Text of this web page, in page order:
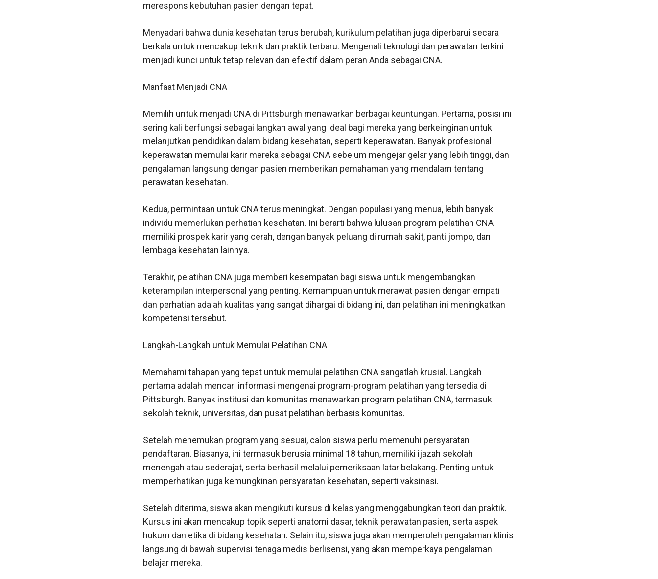
merespons kebutuhan pasien dengan tepat.
Menyadari bahwa dunia kesehatan terus berubah, kurikulum pelatihan juga diperbarui secara
berkala untuk mencakup teknik dan praktik terbaru. Mengenali teknologi dan perawatan terkini
menjadi kunci untuk tetap relevan dan efektif dalam peran Anda sebagai CNA.
Manfaat Menjadi CNA
Memilih untuk menjadi CNA di Pittsburgh menawarkan berbagai keuntungan. Pertama, posisi ini
sering kali berfungsi sebagai langkah awal yang ideal bagi mereka yang berkeinginan untuk
melanjutkan pendidikan dalam bidang kesehatan, seperti keperawatan. Banyak profesional
keperawatan memulai karir mereka sebagai CNA sebelum mengejar gelar yang lebih tinggi, dan
pengalaman langsung dengan pasien memberikan pemahaman yang mendalam tentang
perawatan kesehatan.
Kedua, permintaan untuk CNA terus meningkat. Dengan populasi yang menua, lebih banyak
individu memerlukan perhatian kesehatan. Ini berarti bahwa lulusan program pelatihan CNA
memiliki prospek karir yang cerah, dengan banyak peluang di rumah sakit, panti jompo, dan
lembaga kesehatan lainnya.
Terakhir, pelatihan CNA juga memberi kesempatan bagi siswa untuk mengembangkan
keterampilan interpersonal yang penting. Kemampuan untuk merawat pasien dengan empati
dan perhatian adalah kualitas yang sangat dihargai di bidang ini, dan pelatihan ini meningkatkan
kompetensi tersebut.
Langkah-Langkah untuk Memulai Pelatihan CNA
Memahami tahapan yang tepat untuk memulai pelatihan CNA sangatlah krusial. Langkah
pertama adalah mencari informasi mengenai program-program pelatihan yang tersedia di
Pittsburgh. Banyak institusi dan komunitas menawarkan program pelatihan CNA, termasuk
sekolah teknik, universitas, dan pusat pelatihan berbasis komunitas.
Setelah menemukan program yang sesuai, calon siswa perlu memenuhi persyaratan
pendaftaran. Biasanya, ini termasuk berusia minimal 18 tahun, memiliki ijazah sekolah
menengah atau sederajat, serta berhasil melalui pemeriksaan latar belakang. Penting untuk
memperhatikan juga kemungkinan persyaratan kesehatan, seperti vaksinasi.
Setelah diterima, siswa akan mengikuti kursus di kelas yang menggabungkan teori dan praktik.
Kursus ini akan mencakup topik seperti anatomi dasar, teknik perawatan pasien, serta aspek
hukum dan etika di bidang kesehatan. Selain itu, siswa juga akan memperoleh pengalaman klinis
langsung di bawah supervisi tenaga medis berlisensi, yang akan memperkaya pengalaman
belajar mereka.